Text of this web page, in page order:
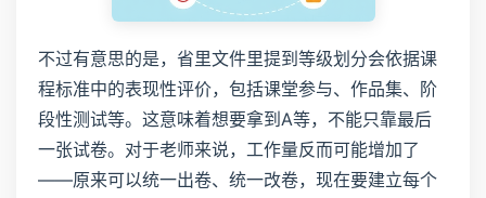
不过有意思的是，省里文件里提到等级划分会依据课
程标准中的表现性评价，包括课堂参与、作品集、阶
段性测试等。这意味着想要拿到A等，不能只靠最后
一张试卷。对于老师来说，工作量反而可能增加了
——原来可以统一出卷、统一改卷，现在要建立每个